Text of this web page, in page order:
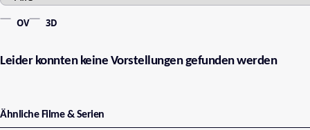
OV 3D
Leider konnten keine Vorstellungen gefunden werden
Ähnliche Filme & Serien